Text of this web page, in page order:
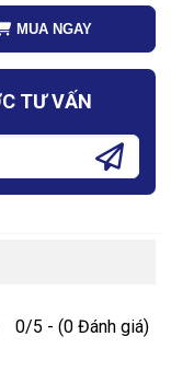
MUA NGAY
TƯ VẤN
0/5 - (0 Đánh giá)